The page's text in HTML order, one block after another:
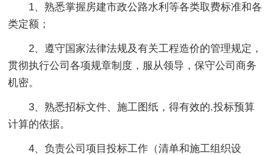
1、熟悉掌握房建市政公路水利等各类取费标准和各
类定额；
2、遵守国家法律法规及有关工程造价的管理规定，
贯彻执行公司各项规章制度，服从领导，保守公司商务
机密。
3、熟悉招标文件、施工图纸，得有效的.投标预算
计算的依据。
4、负责公司项目投标工作（清单和施工组织设